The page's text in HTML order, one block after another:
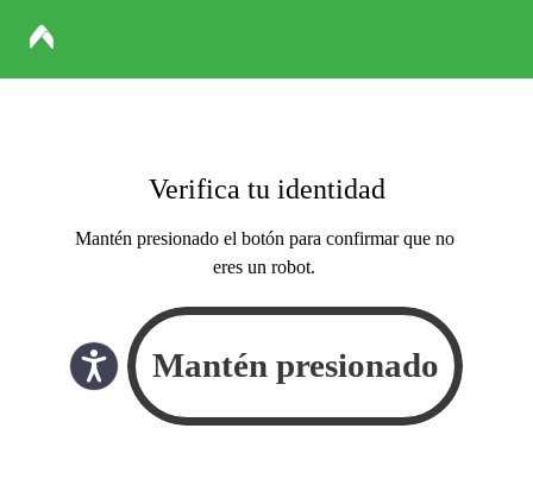
Verifica tu identidad
Mantén presionado el botón para confirmar que no
eres un robot.